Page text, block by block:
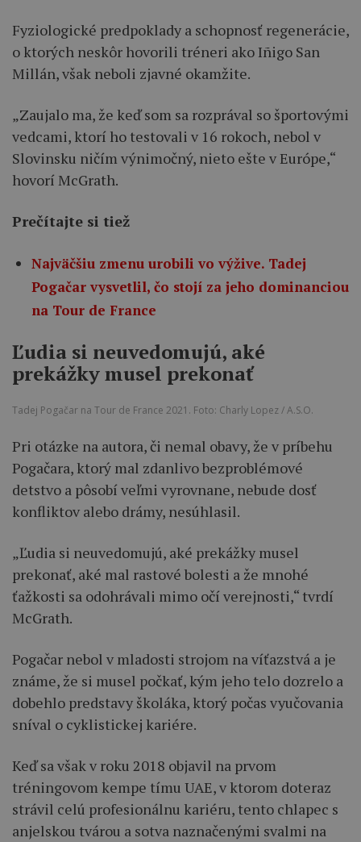
Fyziologické predpoklady a schopnosť regenerácie,
o ktorých neskôr hovorili tréneri ako Iñigo San
Millán, však neboli zjavné okamžite.
„Zaujalo ma, že keď som sa rozprával so športovými
vedcami, ktorí ho testovali v 16 rokoch, nebol v
Slovinsku ničím výnimočný, nieto ešte v Európe,“
hovorí McGrath.
Prečítajte si tiež
Najväčšiu zmenu urobili vo výžive. Tadej
Pogačar vysvetlil, čo stojí za jeho dominanciou
na Tour de France
Ľudia si neuvedomujú, aké
prekážky musel prekonať
Tadej Pogačar na Tour de France 2021. Foto: Charly Lopez / A.S.O.
Pri otázke na autora, či nemal obavy, že v príbehu
Pogačara, ktorý mal zdanlivo bezproblémové
detstvo a pôsobí veľmi vyrovnane, nebude dosť
konfliktov alebo drámy, nesúhlasil.
„Ľudia si neuvedomujú, aké prekážky musel
prekonať, aké mal rastové bolesti a že mnohé
ťažkosti sa odohrávali mimo očí verejnosti,“ tvrdí
McGrath.
Pogačar nebol v mladosti strojom na víťazstvá a je
známe, že si musel počkať, kým jeho telo dozrelo a
dobehlo predstavy školáka, ktorý počas vyučovania
sníval o cyklistickej kariére.
Keď sa však v roku 2018 objavil na prvom
tréningovom kempe tímu UAE, v ktorom doteraz
strávil celú profesionálnu kariéru, tento chlapec s
anjelskou tvárou a sotva naznačenými svalmi na